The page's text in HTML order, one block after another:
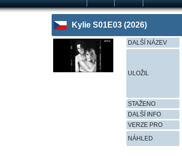
Kylie S01E03 (2026)
DALŠÍ NÁZEV
ULOŽIL
STAŽENO
DALŠÍ INFO
VERZE PRO
NÁHLED